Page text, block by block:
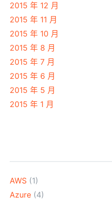
2015 年 12 月
2015 年 11 月
2015 年 10 月
2015 年 8 月
2015 年 7 月
2015 年 6 月
2015 年 5 月
2015 年 1 月
AWS (1)
Azure (4)